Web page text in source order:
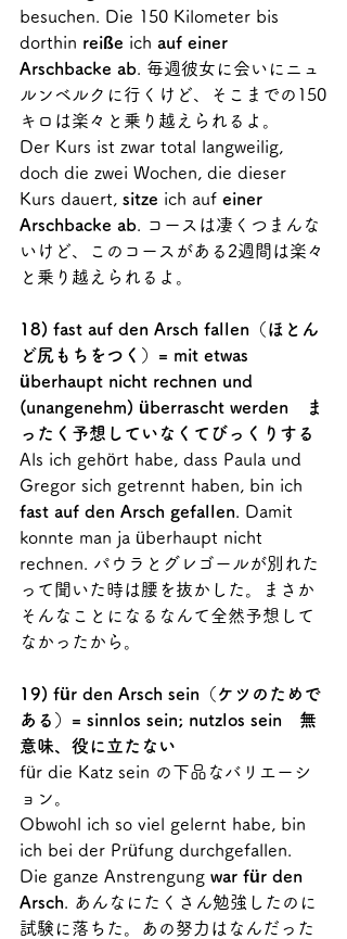
besuchen. Die 150 Kilometer bis
dorthin reiße ich auf einer
Arschbacke ab . 毎週彼女に会いにニュ
ルンベルクに行くけど、そこまでの150
キロは楽々と乗り越えられるよ。
Der Kurs ist zwar total langweilig,
doch die zwei Wochen, die dieser
Kurs dauert, sitze ich auf einer
Arschbacke ab . コースは凄くつまんな
いけど、このコースがある2週間は楽々
と乗り越えられるよ。
18) fast auf den Arsch fallen（ほとん
ど尻もちをつく）= mit etwas
überhaupt nicht rechnen und
(unangenehm) überrascht werden　ま
ったく予想していなくてびっくりする
Als ich gehört habe, dass Paula und
Gregor sich getrennt haben, bin ich
fast auf den Arsch gefallen . Damit
konnte man ja überhaupt nicht
rechnen. パウラとグレゴールが別れた
って聞いた時は腰を抜かした。まさか
そんなことになるなんて全然予想して
なかったから。
19) für den Arsch sein（ケツのためで
ある）= sinnlos sein; nutzlos sein　無
意味、役に立たない
für die Katz sein の下品なバリエーシ
ョン。
Obwohl ich so viel gelernt habe, bin
ich bei der Prüfung durchgefallen.
Die ganze Anstrengung war für den
Arsch . あんなにたくさん勉強したのに
試験に落ちた。あの努力はなんだった